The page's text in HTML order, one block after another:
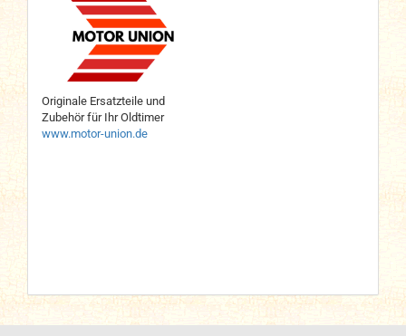
Originale Ersatzteile und
Zubehör für Ihr Oldtimer
www.motor-union.de